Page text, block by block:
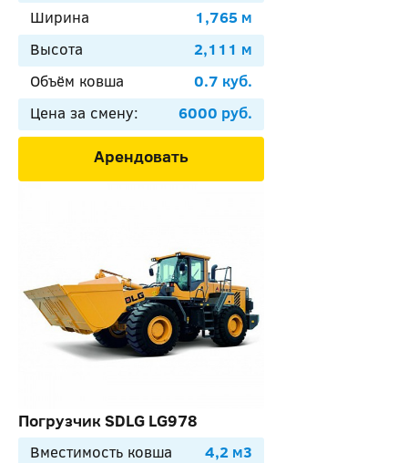
Ширина
1,765 м
Высота
2,111 м
Объём ковша
0.7 куб.
Цена за смену:
6000 руб.
Арендовать
Погрузчик SDLG LG978
Вместимость ковша
4,2 м3